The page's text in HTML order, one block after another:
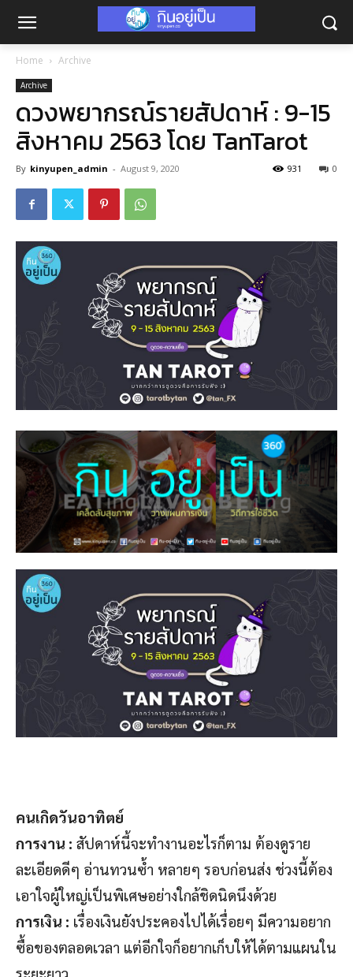
Home Archive
Archive
ดวงพยากรณ์รายสัปดาห์ : 9-15
สิงหาคม 2563 โดย TanTarot
By kinyupen_admin - August 9, 2020 0
931
คนเกิดวันอาทิตย์
การงาน : สัปดาห์นี้จะทำงานอะไรก็ตาม ต้องดูราย
ละเอียดดีๆ อ่านทวนซ้ำ หลายๆ รอบก่อนส่ง ช่วงนี้ต้อง
เอาใจผู้ใหญ่เป็นพิเศษอย่างใกล้ชิดนิดนึงด้วย
การเงิน : เรื่องเงินยังประคองไปได้เรื่อยๆ มีความอยาก
ซื้อของตลอดเวลา แต่อีกใจก็อยากเก็บให้ได้ตามแผนใน
ระยะยาว